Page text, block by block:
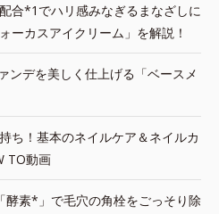
合*1でハリ感みなぎるまなざしに
ーカスアイクリーム」を解説！
ンデを美しく仕上げる「ベースメ
ち！基本のネイルケア＆ネイルカ
TO動画
酵素*」で毛穴の角栓をごっそり除